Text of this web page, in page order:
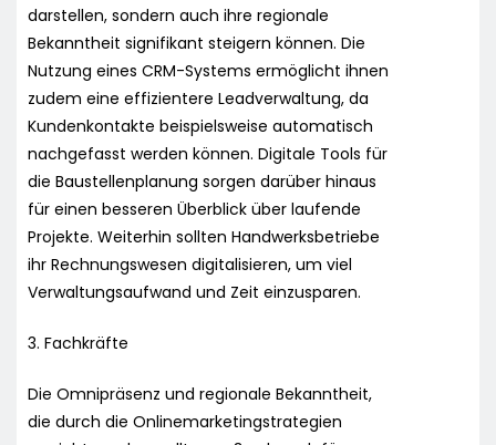
darstellen, sondern auch ihre regionale
Bekanntheit signifikant steigern können. Die
Nutzung eines CRM-Systems ermöglicht ihnen
zudem eine effizientere Leadverwaltung, da
Kundenkontakte beispielsweise automatisch
nachgefasst werden können. Digitale Tools für
die Baustellenplanung sorgen darüber hinaus
für einen besseren Überblick über laufende
Projekte. Weiterhin sollten Handwerksbetriebe
ihr Rechnungswesen digitalisieren, um viel
Verwaltungsaufwand und Zeit einzusparen.
3. Fachkräfte
Die Omnipräsenz und regionale Bekanntheit,
die durch die Onlinemarketingstrategien